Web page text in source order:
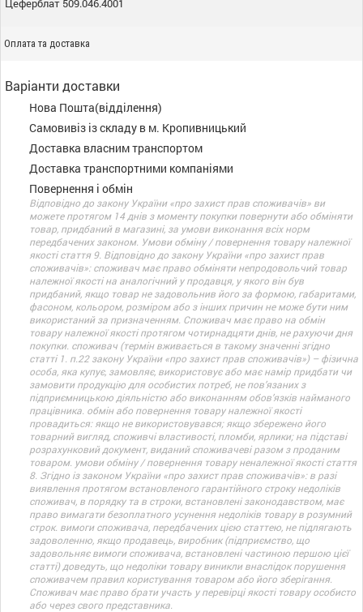
Цеферблат 509.046.4001
Оплата та доставка
Варіанти доставки
Нова Пошта(відділення)
Самовивіз із складу в м. Кропивницький
Доставка власним транспортом
Доставка транспортними компаніями
Повернення і обмін
Відповідно до закону України «про захист прав споживачів» ви
можете протягом 14 днів з моменту покупки повернути або обміняти
товар, придбаний в магазині, за умови виконання всіх норм
передбачених законом. Умови обміну / повернення товару належної
якості стаття 9. Відповідно до закону України «про захист прав
споживачів»: споживач має право обміняти непродовольчий товар
належної якості на аналогічний у продавця, у якого він був
придбаний, якщо товар не задовольнив його за формою, габаритами,
фасоном, кольором, розміром або з інших причин не може бути ним
використаний за призначенням. Споживач має право на обмін
товару належної якості протягом чотирнадцяти днів, не рахуючи дня
покупки. споживач (термін вживається в такому значенні згідно
статті 1. п.22 закону України «про захист прав споживачів») – фізична
особа, яка купує, замовляє, використовує або має намір придбати чи
замовити продукцію для особистих потреб, не пов’язаних з
підприємницькою діяльністю або виконанням обов’язків найманого
працівника. обмін або повернення товару належної якості
провадиться: якщо не використовувався; якщо збережено його
товарний вигляд, споживчі властивості, пломби, ярлики; на підставі
розрахунковий документ, виданий споживачеві разом з проданим
товаром. умови обміну / повернення товару неналежної якості стаття
8. Згідно із законом України «про захист прав споживачів»: в разі
виявлення протягом встановленого гарантійного строку недоліків
споживач, в порядку та в строки, встановлені законодавством, має
право вимагати безоплатного усунення недоліків товару в розумний
строк. вимоги споживача, передбачених цією статтею, не підлягають
задоволенню, якщо продавець, виробник (підприємство, що
задовольняє вимоги споживача, встановлені частиною першою цієї
статті) доведуть, що недоліки товару виникли внаслідок порушення
споживачем правил користування товаром або його зберігання.
Споживач має право брати участь у перевірці якості товару особисто
або через свого представника.